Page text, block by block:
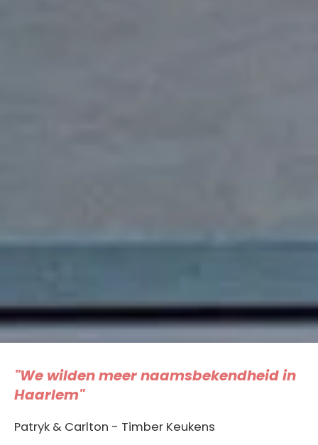
"We wilden meer naamsbekendheid in
Haarlem"
Patryk & Carlton - Timber Keukens